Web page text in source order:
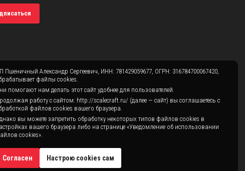
Пшеничный Александр Сергеевич, ИНН: 781429059677, ОГРН: 316784700067420,
файлы cookies.
помогают нам делать этот сайт удобнее для пользователей.
работу с сайтом: http://scalecraft.ru/ (далее — сайт) вы соглашаетесь с
файлов cookies вашего браузера.
вы можете запретить обработку некоторых типов файлов cookies в
вашего браузера либо на странице «Уведомление об использовании
cookies».
Согласен Настрою cookies сам